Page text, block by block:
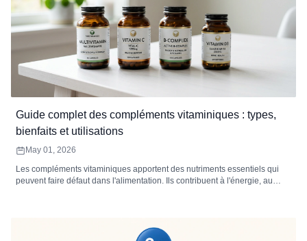
Guide complet des compléments vitaminiques : types,
bienfaits et utilisations
May 01, 2026
Les compléments vitaminiques apportent des nutriments essentiels qui
peuvent faire défaut dans l'alimentation. Ils contribuent à l'énergie, au